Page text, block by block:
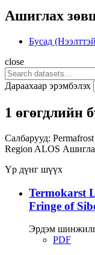
Ашиглах
Бусад
close
Дараахаар эрэмбэлэх
1 өгөгдлийн
Салбарууд:
Region ALOS
Үр дүнг шүүх
Termokarst
Fringe of
Эрдэм
PDF